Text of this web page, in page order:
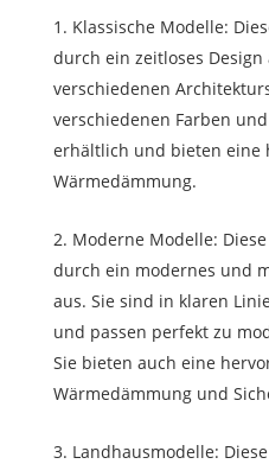
Klassische Modelle:
durch ein zeitloses
verschiedenen
verschiedenen Farben
erhältlich und bieten eine
Wärmedämmung.
Moderne Modelle:
durch ein modernes und
aus. Sie sind in klaren
und passen perfekt zu
Sie bieten auch eine
Wärmedämmung und
Landhausmodelle: